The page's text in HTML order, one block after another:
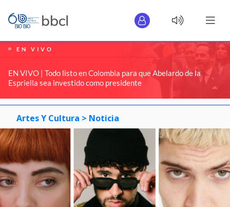
EN VIVO
EN VIVO | Todo listo en Colombia para que Abelardo de la
Espriella sea investido como presidente
Artes Y Cultura > Noticia